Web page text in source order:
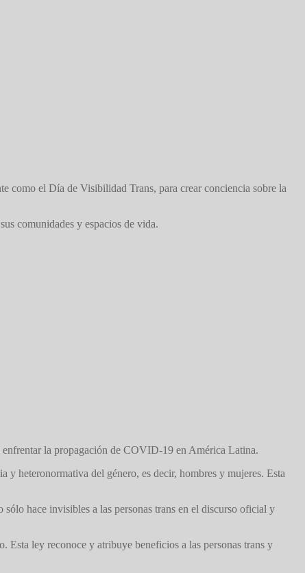
como el Día de Visibilidad Trans, para crear conciencia sobre la
comunidades y espacios de vida.
enfrentar la propagación de COVID-19 en América Latina.
y heteronormativa del género, es decir, hombres y mujeres. Esta
hace invisibles a las personas trans en el discurso oficial y
Esta ley reconoce y atribuye beneficios a las personas trans y